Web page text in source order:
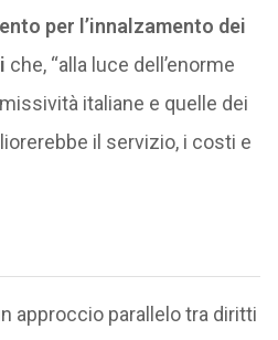
per l’innalzamento dei
che, “alla luce dell’enorme
italiane e quelle dei
il servizio, i costi e
approccio parallelo tra diritti